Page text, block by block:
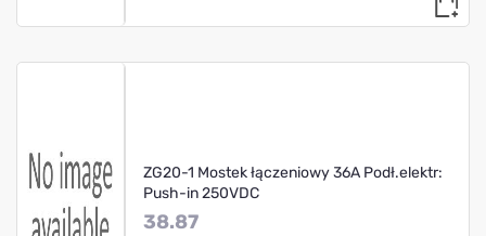
ZG20-1 Mostek łączeniowy 36A Podł.elektr:
Push-in 250VDC
38.87